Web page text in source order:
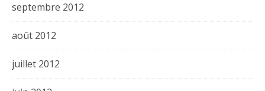
septembre 2012
août 2012
juillet 2012